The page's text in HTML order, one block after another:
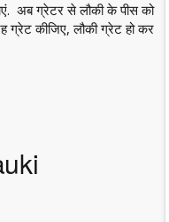
अब ग्रेटर से लौकी के पीस को
ग्रेट कीजिए, लौकी ग्रेट हो कर